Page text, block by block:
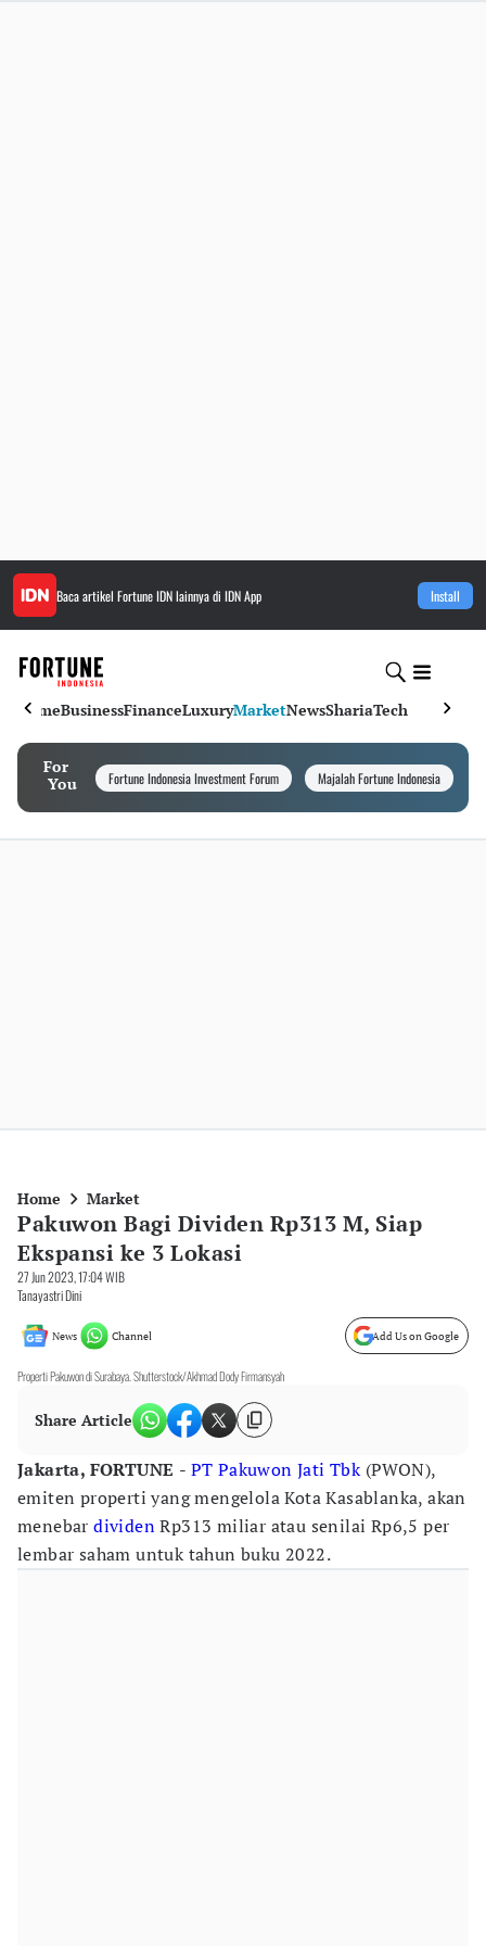
Baca artikel Fortune IDNlainnya di IDN App Install
HomeBusinessFinanceLuxuryMarketNewsShariaTech
For
You
Fortune Indonesia Investment Forum Majalah Fortune Indonesia
Home Market
Pakuwon Bagi Dividen Rp313 M, Siap
Ekspansi ke 3 Lokasi
27 Jun 2023, 17:04 WIB
Tanayastri Dini
News Channel Add Us on Google
Properti Pakuwon di Surabaya. Shutterstock/Akhmad Dody Firmansyah
Share Article
Jakarta, FORTUNE - PT Pakuwon Jati Tbk(PWON),
emiten properti yang mengelola Kota Kasablanka, akan
menebardividenRp313 miliar atau senilai Rp6,5 per
lembar saham untuk tahun buku 2022.